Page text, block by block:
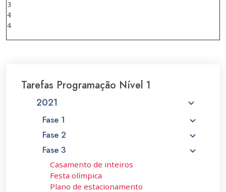
3
4
Tarefas Programação Nível 1
2021
Fase 1
Fase 2
Fase 3
Casamento de inteiros
Festa olímpica
Plano de estacionamento